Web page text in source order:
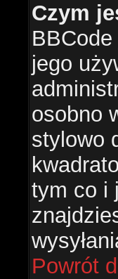
Czym
jego
osobno
stylowo
tym co i
Powrót